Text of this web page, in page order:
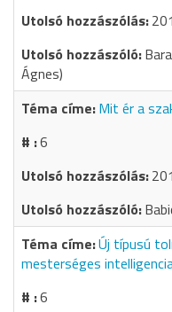
Ágnes)
Mit ér a
6
Új típusú
mesterséges
6